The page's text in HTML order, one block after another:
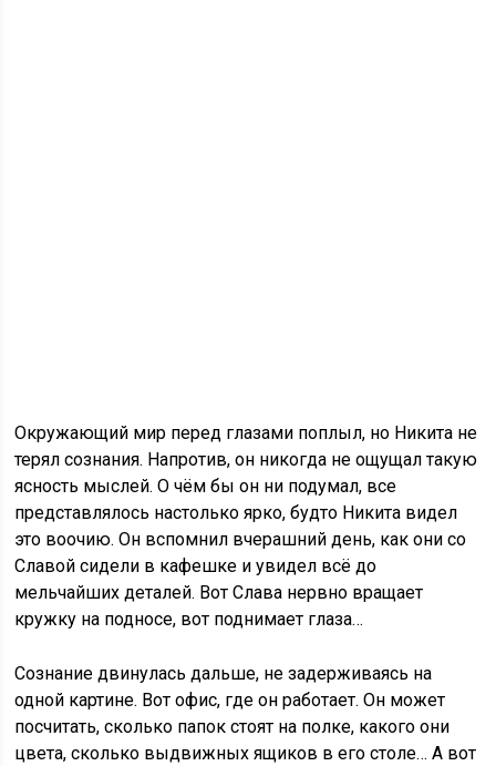
Окружающий мир перед глазами поплыл, но Никита не
терял сознания. Напротив, он никогда не ощущал такую
ясность мыслей. О чём бы он ни подумал, все
представлялось настолько ярко, будто Никита видел
это воочию. Он вспомнил вчерашний день, как они со
Славой сидели в кафешке и увидел всё до
мельчайших деталей. Вот Слава нервно вращает
кружку на подносе, вот поднимает глаза…
Сознание двинулась дальше, не задерживаясь на
одной картине. Вот офис, где он работает. Он может
посчитать, сколько папок стоят на полке, какого они
цвета, сколько выдвижных ящиков в его столе… А вот